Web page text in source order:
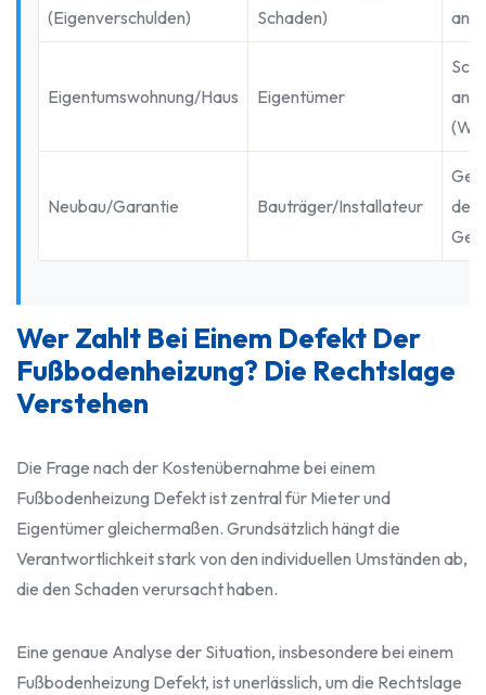
(Eigenverschulden)
Schaden)
an
Eigentumswohnung/Haus Eigentümer
an
Neubau/Garantie Bauträger/Installateur
der
Wer Zahlt Bei Einem Defekt Der
Fußbodenheizung? Die Rechtslage
Verstehen
Die Frage nach der Kostenübernahme bei einem
Fußbodenheizung Defekt ist zentral für Mieter und
Eigentümer gleichermaßen. Grundsätzlich hängt die
Verantwortlichkeit stark von den individuellen Umständen ab,
die den Schaden verursacht haben.
Eine genaue Analyse der Situation, insbesondere bei einem
Fußbodenheizung Defekt, ist unerlässlich, um die Rechtslage